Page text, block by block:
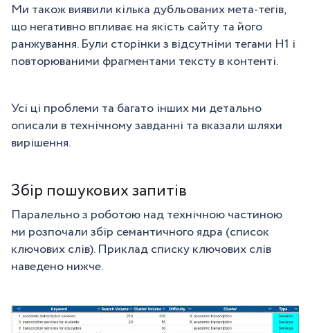
Ми також виявили кілька дубльованих мета-тегів,
що негативно впливає на якість сайту та його
ранжування. Були сторінки з відсутніми тегами H1 і
повторюваними фрагментами тексту в контенті.
Усі ці проблеми та багато інших ми детально
описали в технічному завданні та вказали шляхи
вирішення.
Збір пошукових запитів
Паралельно з роботою над технічною частиною
ми розпочали збір семантичного ядра (список
ключових слів). Приклад списку ключових слів
наведено нижче.